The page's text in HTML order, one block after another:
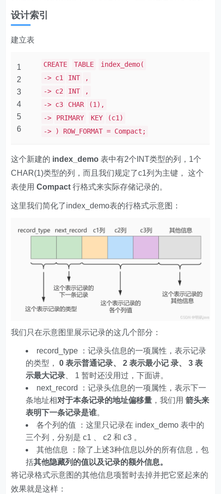
设计索引
建立表
1
2
3
4
5
6
CREATE TABLE
index_demo(
-> c1
INT
,
-> c2
INT
,
-> c3
CHAR
(1),
->
PRIMARY KEY
(c1)
-> ) ROW_FORMAT = Compact;
这个新建的 index_demo 表中有2个INT类型的列，1个
CHAR(1)类型的列，而且我们规定了c1列为主键， 这个
表使用Compact 行格式来实际存储记录的。
这里我们简化了index_demo表的行格式示意图：
我们只在示意图里展示记录的这几个部分：
record_type ：记录头信息的一项属性，表示记录
的类型，
0 表示普通记录、 2 表示最小记 录、 3 表
示最大记录 、 1 暂时还没用过，下面讲。
next_record ：记录头信息的一项属性，表示下一
条地址相对于本条记录的地址偏移量 ，我们用箭头来
表明下一条记录是谁。
各个列的值 ：这里只记录在 index_demo 表中的
三个列，分别是 c1 、 c2 和 c3 。
其他信息 ：除了上述3种信息以外的所有信息，包
括其他隐藏列的值以及记录的额外信息。
将记录格式示意图的其他信息项暂时去掉并把它竖起来的
效果就是这样：